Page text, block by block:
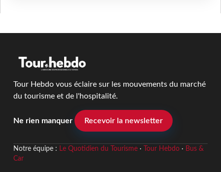
Tour Hebdo vous éclaire sur les mouvements du marché
du tourisme et de l'hospitalité.
Ne rien manquer Recevoir la newsletter
Notre équipe : Le Quotidien du Tourisme· Tour Hebdo· Bus &
Car